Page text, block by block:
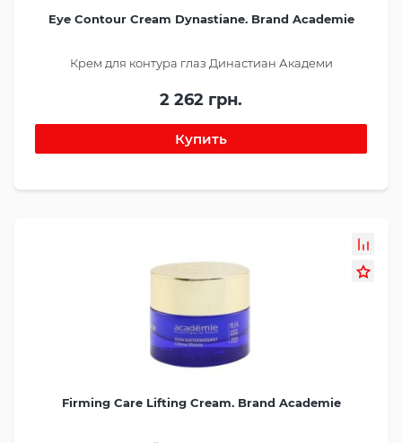
Eye Contour Cream Dynastiane. Brand Academie
Крем для контура глаз Династиан Академи
2 262 грн.
Firming Care Lifting Cream. Brand Academie